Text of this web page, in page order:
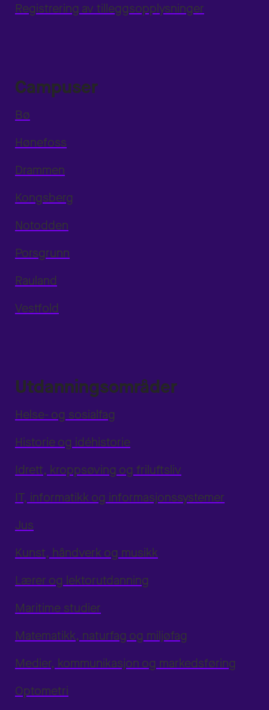
Registrering av tilleggsopplysninger
Campuser
Bø
Hønefoss
Drammen
Kongsberg
Notodden
Porsgrunn
Rauland
Vestfold
Utdanningsområder
Helse- og sosialfag
Historie og idéhistorie
Idrett, kroppsøving og friluftsliv
IT, informatikk og informasjonssystemer
Jus
Kunst, håndverk og musikk
Lærer og lektorutdanning
Maritime studier
Matematikk, naturfag og miljøfag
Medier, kommunikasjon og markedsføring
Optometri